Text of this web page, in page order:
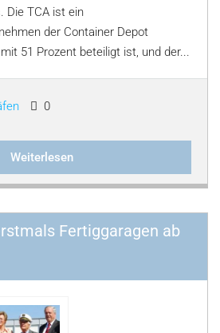
Die TCA ist ein
der Container Depot
51 Prozent beteiligt ist, und der...
0
Weiterlesen
Fertiggaragen ab